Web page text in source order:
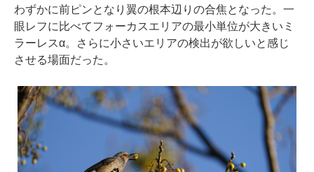
わずかに前ピンとなり翼の根本辺りの合焦となった。一
眼レフに比べてフォーカスエリアの最小単位が大きいミ
ラーレスα。さらに小さいエリアの検出が欲しいと感じ
させる場面だった。